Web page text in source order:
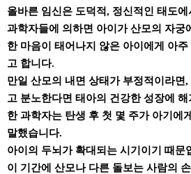
올바른 임신은 도덕적, 정신적인 태도
과학자들에 의하면 아이가 산모의 자궁
한 마음이 태어나지 않은 아이에게 아
고 합니다.
만일 산모의 내면 상태가 부정적이라면
고 분노한다면 태아의 건강한 성장에 해
한 과학자는 탄생 후 첫 몇 주가 아기에
말했습니다.
아이의 두뇌가 확대되는 시기이기 때문
이 기간에 산모나 다른 돌보는 사람의